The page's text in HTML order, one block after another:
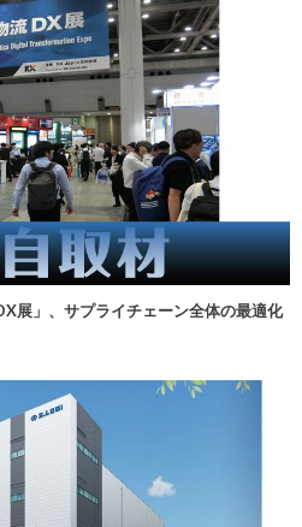
展」、サプライチェーン全体の最適化